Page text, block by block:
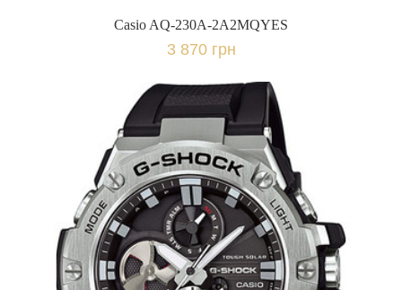
Casio AQ-230A-2A2MQYES
3 870 грн